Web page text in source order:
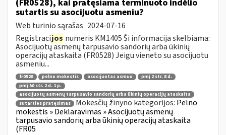
(FR0528), kai pratęsiama terminuoto indėlio
sutartis su asocijuotu asmeniu?
Web turinio sąrašas 2024-07-16
Registracijos numeris KM1405 Ši informacija skelbiama:
Asocijuotų asmenų tarpusavio sandorių arba ūkinių
operacijų ataskaita (FR0528) Jeigu vieneto su asocijuotu
asmeniu...
fr0528 pelno mokestis asocijuotas asmuo
pmį 2 str. 8 d.
pmį 50 str. 2 d. 1 p.
asocijuotų asmenų tarpusavio sandorių arba ūkinių operacijų ataskaita
sutarties pratęsimas
Mokesčių žinyno kategorijos: Pelno
mokestis » Deklaravimas » Asocijuotų asmenų
tarpusavio sandorių arba ūkinių operacijų ataskaita
(FR05